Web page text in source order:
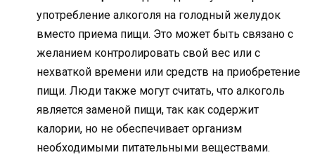
употребление алкоголя на голодный желудок
вместо приема пищи. Это может быть связано с
желанием контролировать свой вес или с
нехваткой времени или средств на приобретение
пищи. Люди также могут считать, что алкоголь
является заменой пищи, так как содержит
калории, но не обеспечивает организм
необходимыми питательными веществами.